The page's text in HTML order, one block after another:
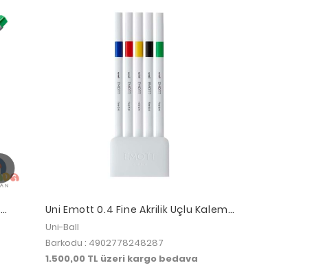
Uni Emott 0.4 Fine Akrilik Uçlu Kalem
5'li Canlı Renk
Uni-Ball
Barkodu : 4902778248287
1.500,00 TL üzeri kargo bedava